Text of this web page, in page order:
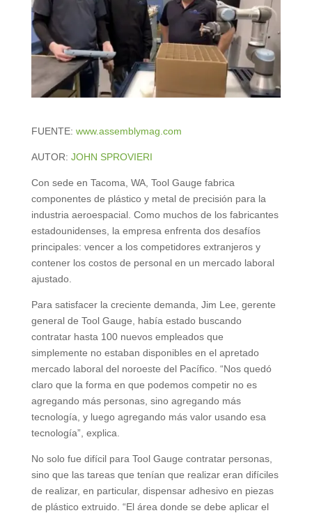
FUENTE: www.assemblymag.com
AUTOR: JOHN SPROVIERI
Con sede en Tacoma, WA, Tool Gauge fabrica
componentes de plástico y metal de precisión para la
industria aeroespacial. Como muchos de los fabricantes
estadounidenses, la empresa enfrenta dos desafíos
principales: vencer a los competidores extranjeros y
contener los costos de personal en un mercado laboral
ajustado.
Para satisfacer la creciente demanda, Jim Lee, gerente
general de Tool Gauge, había estado buscando
contratar hasta 100 nuevos empleados que
simplemente no estaban disponibles en el apretado
mercado laboral del noroeste del Pacífico. “Nos quedó
claro que la forma en que podemos competir no es
agregando más personas, sino agregando más
tecnología, y luego agregando más valor usando esa
tecnología”, explica.
No solo fue difícil para Tool Gauge contratar personas,
sino que las tareas que tenían que realizar eran difíciles
de realizar, en particular, dispensar adhesivo en piezas
de plástico extruido. “El área donde se debe aplicar el